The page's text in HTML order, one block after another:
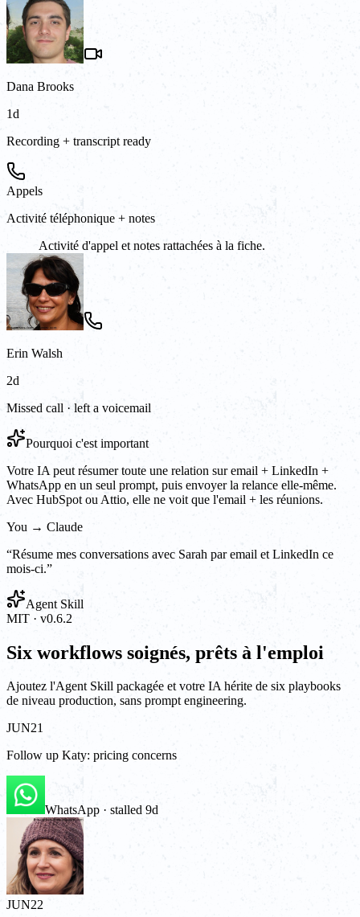
Dana Brooks
1d
Recording + transcript ready
Appels
Activité téléphonique + notes
Activité d'appel et notes rattachées à la fiche.
Erin Walsh
2d
Missed call · left a voicemail
Pourquoi c'est important
Votre IA peut résumer toute une relation sur email + LinkedIn +
WhatsApp en un seul prompt, puis envoyer la relance elle-même.
Avec HubSpot ou Attio, elle ne voit que l'email + les réunions.
You → Claude
“Résume mes conversations avec Sarah par email et LinkedIn ce
mois-ci.”
Agent Skill
MIT · v0.6.2
Six workflows soignés, prêts à l'emploi
Ajoutez l'Agent Skill packagée et votre IA hérite de six playbooks
de niveau production, sans prompt engineering.
JUN21
Follow up Katy: pricing concerns
WhatsApp · stalled 9d
JUN22